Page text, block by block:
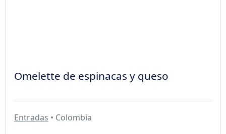
Omelette de espinacas y queso
Entradas • Colombia